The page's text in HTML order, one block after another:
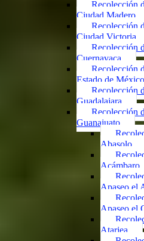
Recolección
Ciudad Madero
Recolección
Ciudad Victoria
Recolección
Cuernavaca
Recolección
Estado de México
Recolección
Guadalajara
Recolección
Guanajuato
Abasolo
Acámbaro
Apaseo el
Apaseo el
Atarjea